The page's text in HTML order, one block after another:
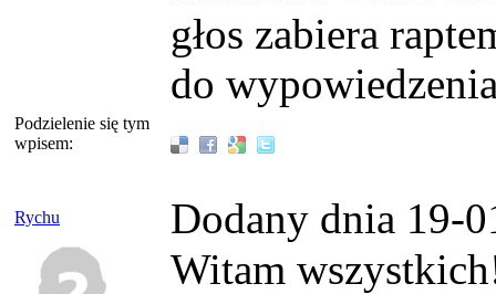
głos zabiera
do
Podzielenie się tym
wpisem:
Rychu Dodany dnia 19-
Witam